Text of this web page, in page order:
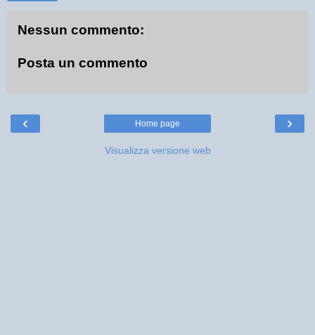
Nessun commento:
Posta un commento
‹ ›
Home page
Visualizza versione web